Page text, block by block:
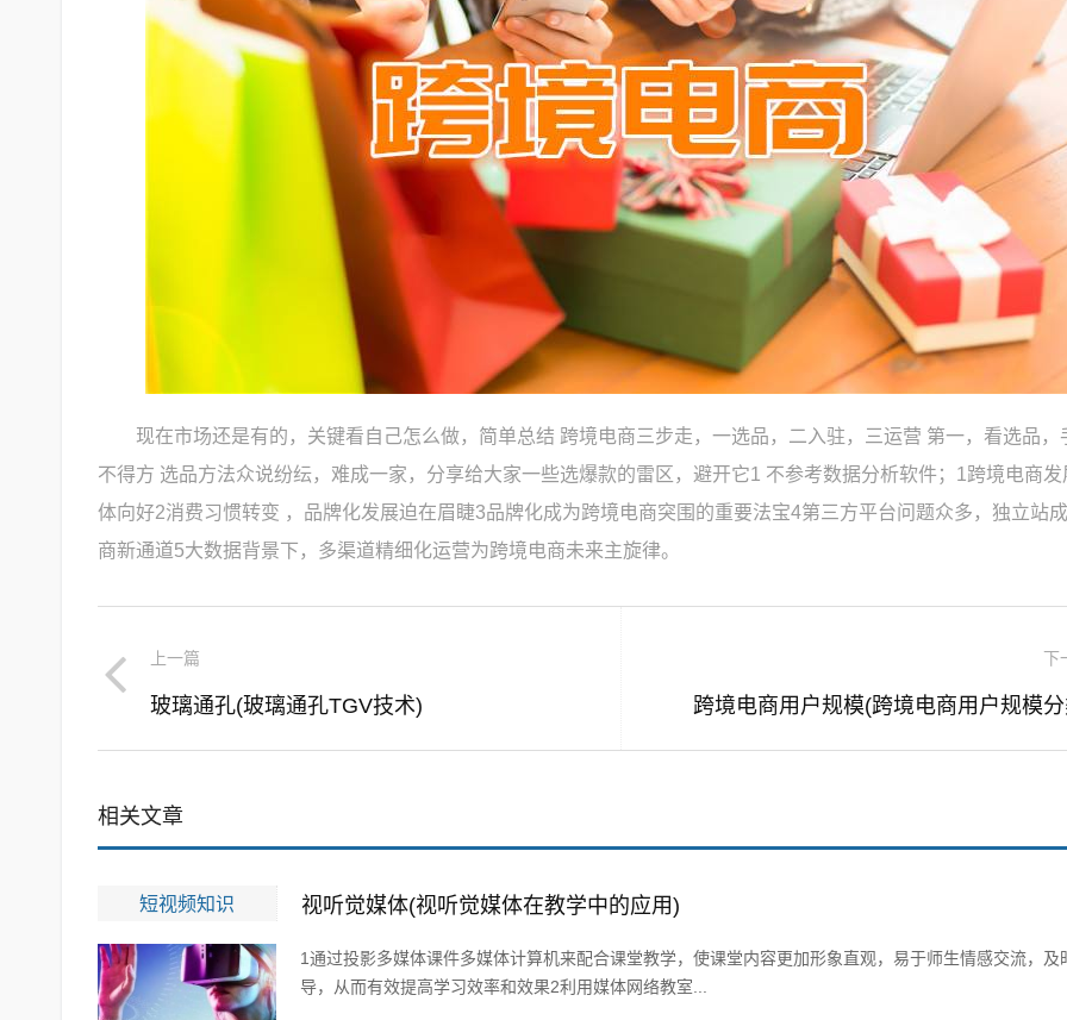
现在市场还是有的，关键看自己怎么做，简单总结 跨境电商三步走，一选品，二入驻，三运营 第一，看选品，
不得方 选品方法众说纷纭，难成一家，分享给大家一些选爆款的雷区，避开它1 不参考数据分析软件；1跨境电商
体向好2消费习惯转变 ，品牌化发展迫在眉睫3品牌化成为跨境电商突围的重要法宝4第三方平台问题众多，独立站
商新通道5大数据背景下，多渠道精细化运营为跨境电商未来主旋律。
上一篇
玻璃通孔(玻璃通孔TGV技术)
下
跨境电商用户规模(跨境电商用户规模
相关文章
短视频知识 视听觉媒体(视听觉媒体在教学中的应用)
1通过投影多媒体课件多媒体计算机来配合课堂教学，使课堂内容更加形象直观，易于师生情感交流，及
导，从而有效提高学习效率和效果2利用媒体网络教室...